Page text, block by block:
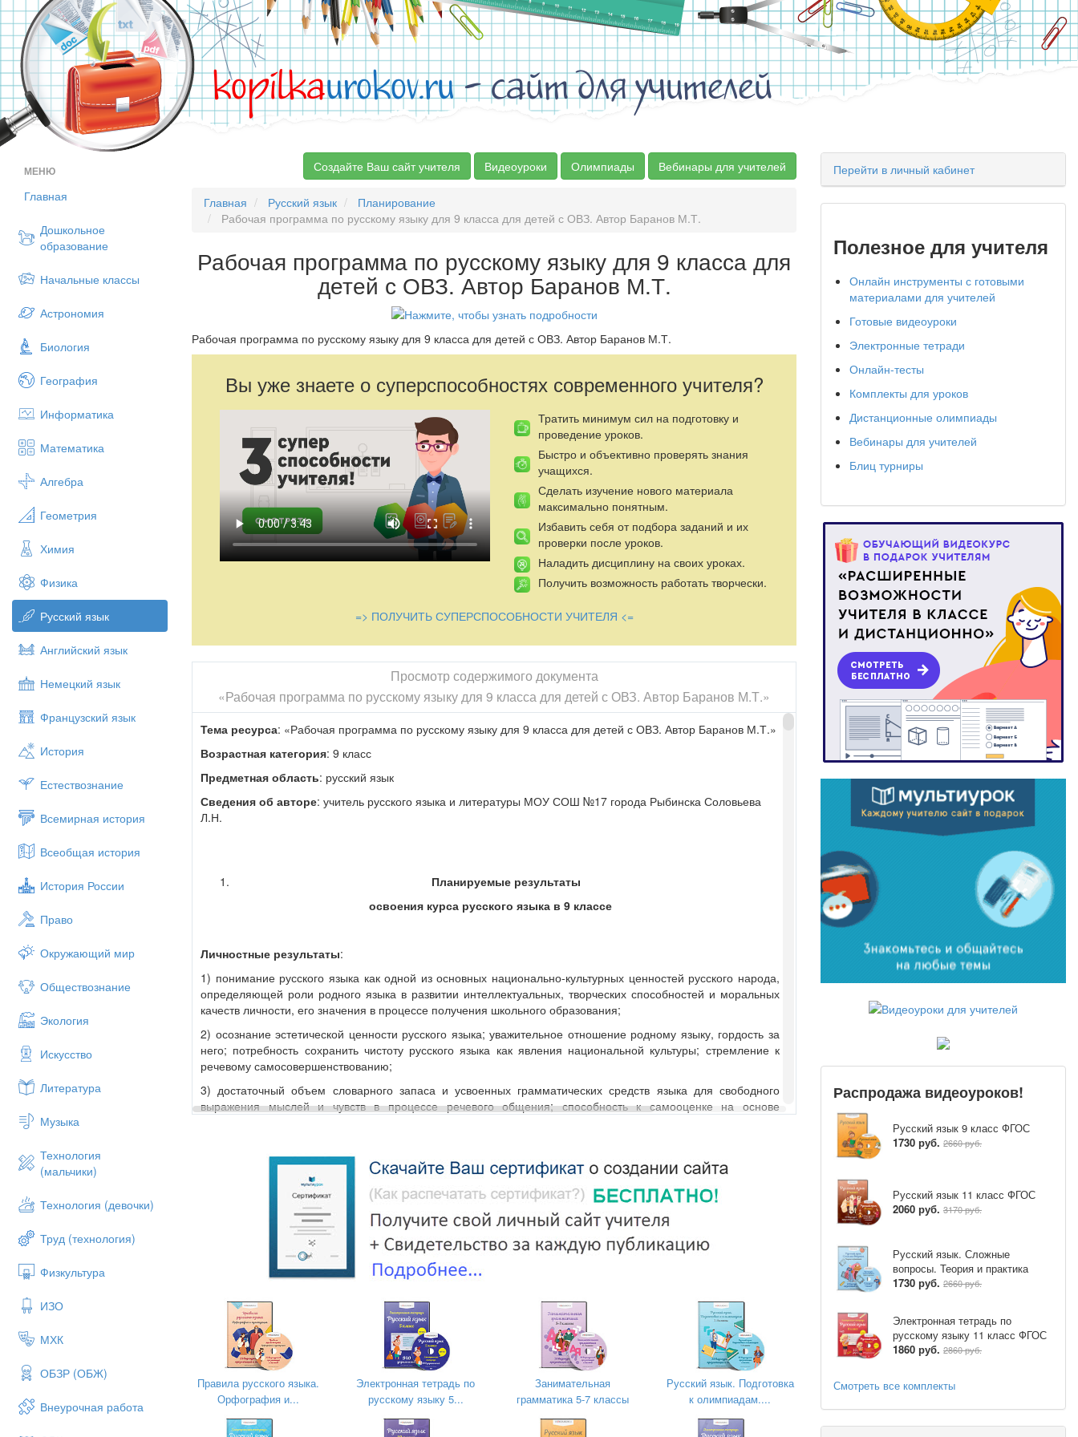
kopilkaurokov.ru- сайт для учителей
МЕНЮ
Главная
Дошкольное
образование
Начальные классы
Астрономия
Биология
География
Информатика
Математика
Алгебра
Геометрия
Химия
Физика
Русский язык
Английский язык
Немецкий язык
Французский язык
История
Естествознание
Всемирная история
Всеобщая история
История России
Право
Окружающий мир
Обществознание
Экология
Искусство
Литература
Музыка
Технология
(мальчики)
Технология (девочки)
Труд (технология)
Физкультура
ИЗО
МХК
ОБЗР (ОБЖ)
Внеурочная работа
Создайте Ваш сайт учителя Видеоуроки Олимпиады Вебинары для учителей
Главная Русский язык
Планирование
Рабочая программа по русскому языку для 9 класса для детей с ОВЗ. Автор Баранов М.Т.
Рабочая программа по русскому языку для 9 класса для
детей с ОВЗ. Автор Баранов М.Т.
Рабочая программа по русскому языку для 9 класса для детей с ОВЗ. Автор Баранов М.Т.
Вы уже знаете о суперспособностях современного учителя?
Тратить минимум сил на подготовку и
проведение уроков.
Быстро и объективно проверять знания
учащихся.
Сделать изучение нового материала
максимально понятным.
Избавить себя от подбора заданий и их
проверки после уроков.
Наладить дисциплину на своих уроках.
Получить возможность работать творчески.
=> ПОЛУЧИТЬ СУПЕРСПОСОБНОСТИ УЧИТЕЛЯ <=
Просмотр содержимого документа
«Рабочая программа по русскому языку для 9 класса для детей с ОВЗ. Автор Баранов М.Т.»
Тема ресурса: «Рабочая программа по русскому языку для 9 класса для детей с ОВЗ. Автор Баранов М.Т.»
Возрастная категория: 9 класс
Предметная область: русский язык
Сведения об авторе: учитель русского языка и литературы МОУ СОШ №17 города Рыбинска Соловьева
Л.Н.
Планируемые результаты
освоения курса русского языка в 9 классе
Личностные результаты:
1) понимание русского языка как одной из основных национально-культурных ценностей русского народа,
определяющей роли родного языка в развитии интеллектуальных, творческих способностей и моральных
качеств личности, его значения в процессе получения школьного образования;
2) осознание эстетической ценности русского языка; уважительное отношение родному языку, гордость за
него; потребность сохранить чистоту русского языка как явления национальной культуры; стремление к
речевому самосовершенствованию;
3) достаточный объем словарного запаса и усвоенных грамматических средств языка для свободного
выражения мыслей и чувств в процессе речевого общения; способность к самооценке на основе
1) владение всеми видами речевой деятельности:
• адекватное понимание информации устного и письменного сообщения;
• владение разными видами чтения;
• способность извлекать информацию из различных источников, включая средства массовой информации,
компакт-диски учебного назначения, ресурсы Интернета;
• овладение приемами отбора и систематизации материала на определенную тему; умение вести
самостоятельный поиск информации, ее анализ и отбор; способность к преобразованию, сохранению и
передаче информации, полученной в результате чтения или аудирования, в том числе и с помощью
технических средств и информационных технологий;
• способность определять цели предстоящей учебной деятельности (индивидуальной и коллективной),
последовательность действий, оценивать достигнутые результаты и адекватно формулировать их в устной и
письменной форме;
• способность свободно, правильно излагать свои мысли в устной и письменной форме;
Правила русского языка.
Орфография и...
Электронная тетрадь по
русскому языку 5...
Занимательная
грамматика 5-7 классы
Русский язык. Подготовка
к олимпиадам....
Перейти в личный кабинет
Полезное для учителя
Онлайн инструменты с готовыми
материалами для учителей
Готовые видеоуроки
Электронные тетради
Онлайн-тесты
Комплекты для уроков
Дистанционные олимпиады
Вебинары для учителей
Блиц турниры
Распродажа видеоуроков!
Русский язык 9 класс ФГОС
1730 руб. 2660 руб.
Русский язык 11 класс ФГОС
2060 руб. 3170 руб.
Русский язык. Сложные
вопросы. Теория и практика
1730 руб. 2660 руб.
Электронная тетрадь по
русскому языку 11 класс ФГОС
1860 руб. 2860 руб.
Смотреть все комплекты